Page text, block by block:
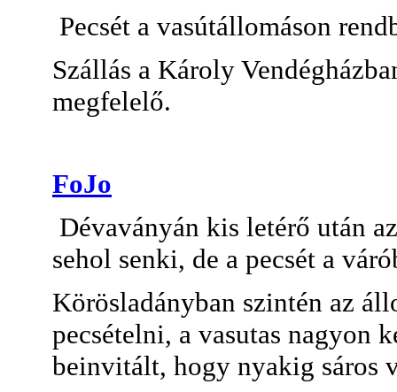
Pecsét a vasútállomáson
Szállás a Károly
megfelelő.
FoJo
Dévaványán kis letérő után
sehol senki, de a pecsét a
Körösladányban szintén az
pecsételni, a vasutas nagyon
beinvitált, hogy nyakig sáros